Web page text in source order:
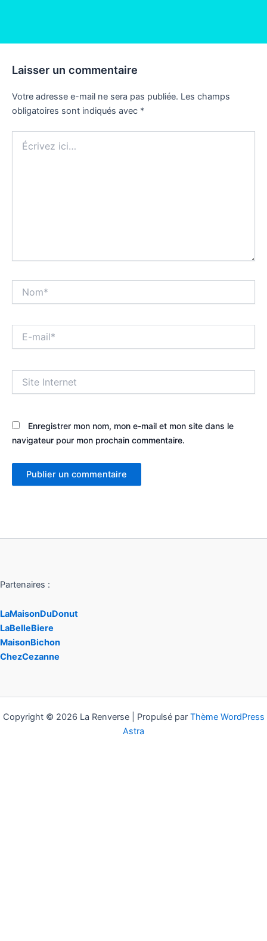
Laisser un commentaire
Votre adresse e-mail ne sera pas publiée. Les champs
obligatoires sont indiqués avec *
ici…
mail*
Internet
Enregistrer mon nom, mon e-mail et mon site dans le
navigateur pour mon prochain commentaire.
Partenaires :
LaMaisonDuDonut
LaBelleBiere
MaisonBichon
ChezCezanne
Copyright © 2026 La Renverse | Propulsé par Thème WordPress
Astra